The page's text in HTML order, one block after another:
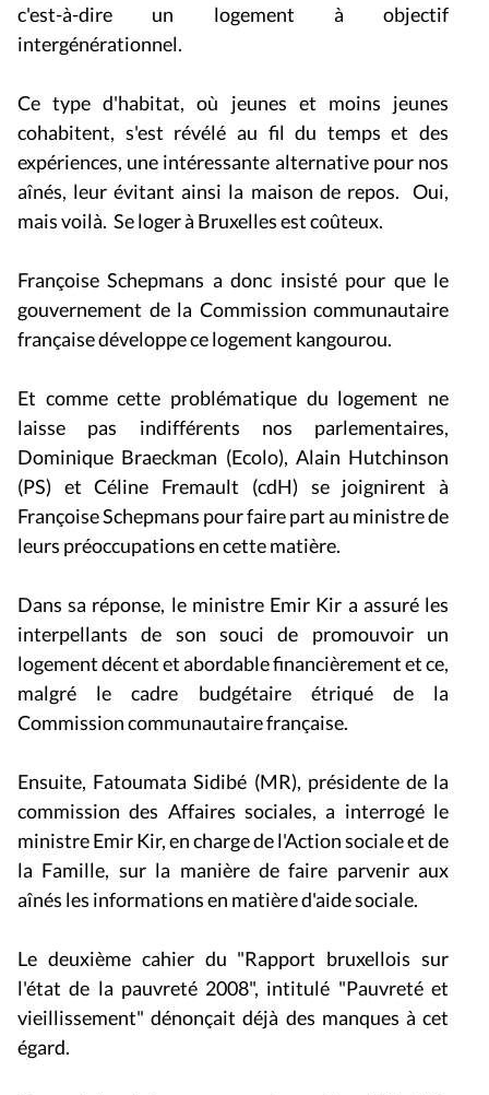
c'est-à-dire un logement à objectif
intergénérationnel.
Ce type d'habitat, où jeunes et moins jeunes
cohabitent, s'est révélé au fil du temps et des
expériences, une intéressante alternative pour nos
aînés, leur évitant ainsi la maison de repos. Oui,
mais voilà. Se loger à Bruxelles est coûteux.
Françoise Schepmans a donc insisté pour que le
gouvernement de la Commission communautaire
française développe ce logement kangourou.
Et comme cette problématique du logement ne
laisse pas indifférents nos parlementaires,
Dominique Braeckman (Ecolo), Alain Hutchinson
(PS) et Céline Fremault (cdH) se joignirent à
Françoise Schepmans pour faire part au ministre de
leurs préoccupations en cette matière.
Dans sa réponse, le ministre Emir Kir a assuré les
interpellants de son souci de promouvoir un
logement décent et abordable financièrement et ce,
malgré le cadre budgétaire étriqué de la
Commission communautaire française.
Ensuite, Fatoumata Sidibé (MR), présidente de la
commission des Affaires sociales, a interrogé le
ministre Emir Kir, en charge de l'Action sociale et de
la Famille, sur la manière de faire parvenir aux
aînés les informations en matière d'aide sociale.
Le deuxième cahier du "Rapport bruxellois sur
l'état de la pauvreté 2008", intitulé "Pauvreté et
vieillissement" dénonçait déjà des manques à cet
égard.